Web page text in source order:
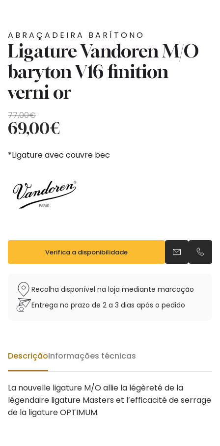
ABRAÇADEIRA BARÍTONO
Ligature Vandoren M/O
baryton V16 finition
verni or
77,00€
O
preço
original
era:
77,00€.
69,00€
O
preço
atual
é:
69,00€.
*Ligature avec couvre bec
Verifica a disponibilidade Envia um e-
Recolha disponível na loja mediante marcação
Entrega no prazo de 2 a 3 dias após o pedido
DescriçãoInformações técnicas
La nouvelle ligature M/O allie la légèreté de la
légendaire ligature Masters et l’efficacité de serrage
de la ligature OPTIMUM.